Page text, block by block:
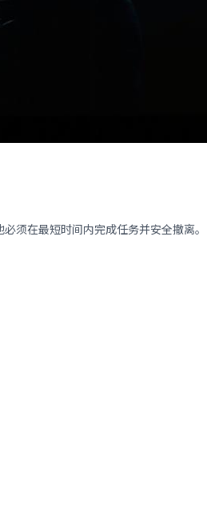
须在最短时间内完成任务并安全撤离。